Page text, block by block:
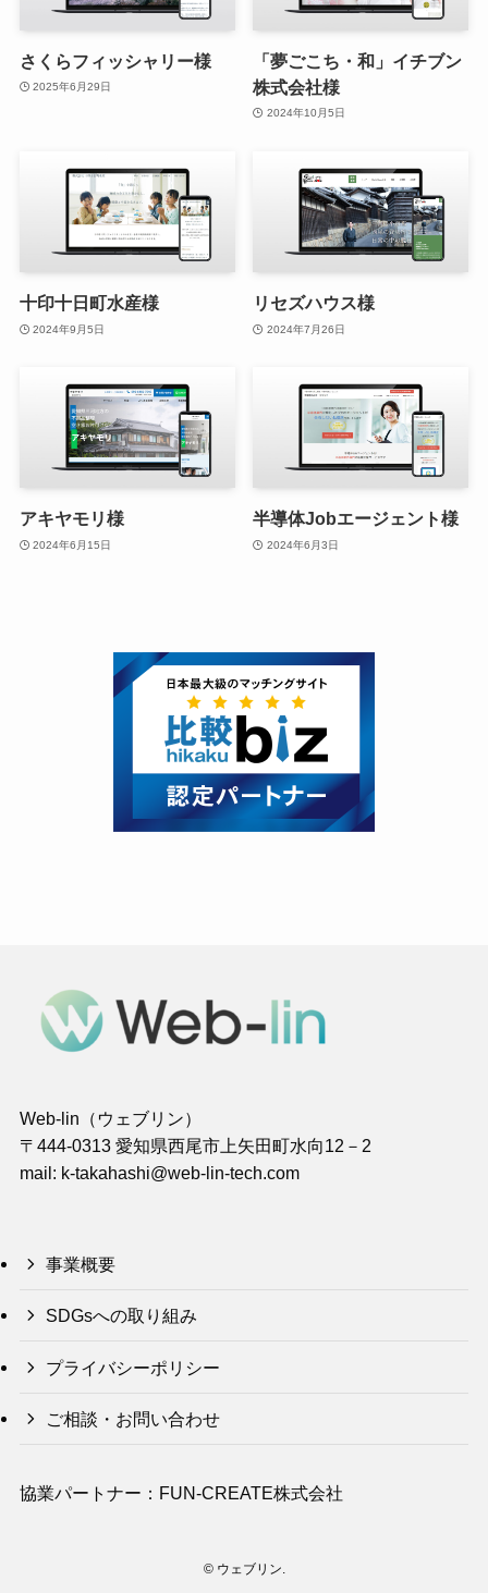
さくらフィッシャリー様
2025年6月29日
「夢ごこち・和」イチブン
株式会社様
2024年10月5日
十印十日町水産様
2024年9月5日
リセズハウス様
2024年7月26日
アキヤモリ様
2024年6月15日
半導体Jobエージェント様
2024年6月3日
Web-lin（ウェブリン）
〒444-0313 愛知県西尾市上矢田町水向12－2
mail: k-takahashi@web-lin-tech.com
事業概要
SDGsへの取り組み
プライバシーポリシー
ご相談・お問い合わせ
協業パートナー：FUN-CREATE株式会社
©ウェブリン.